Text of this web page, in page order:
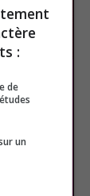
:
de
un